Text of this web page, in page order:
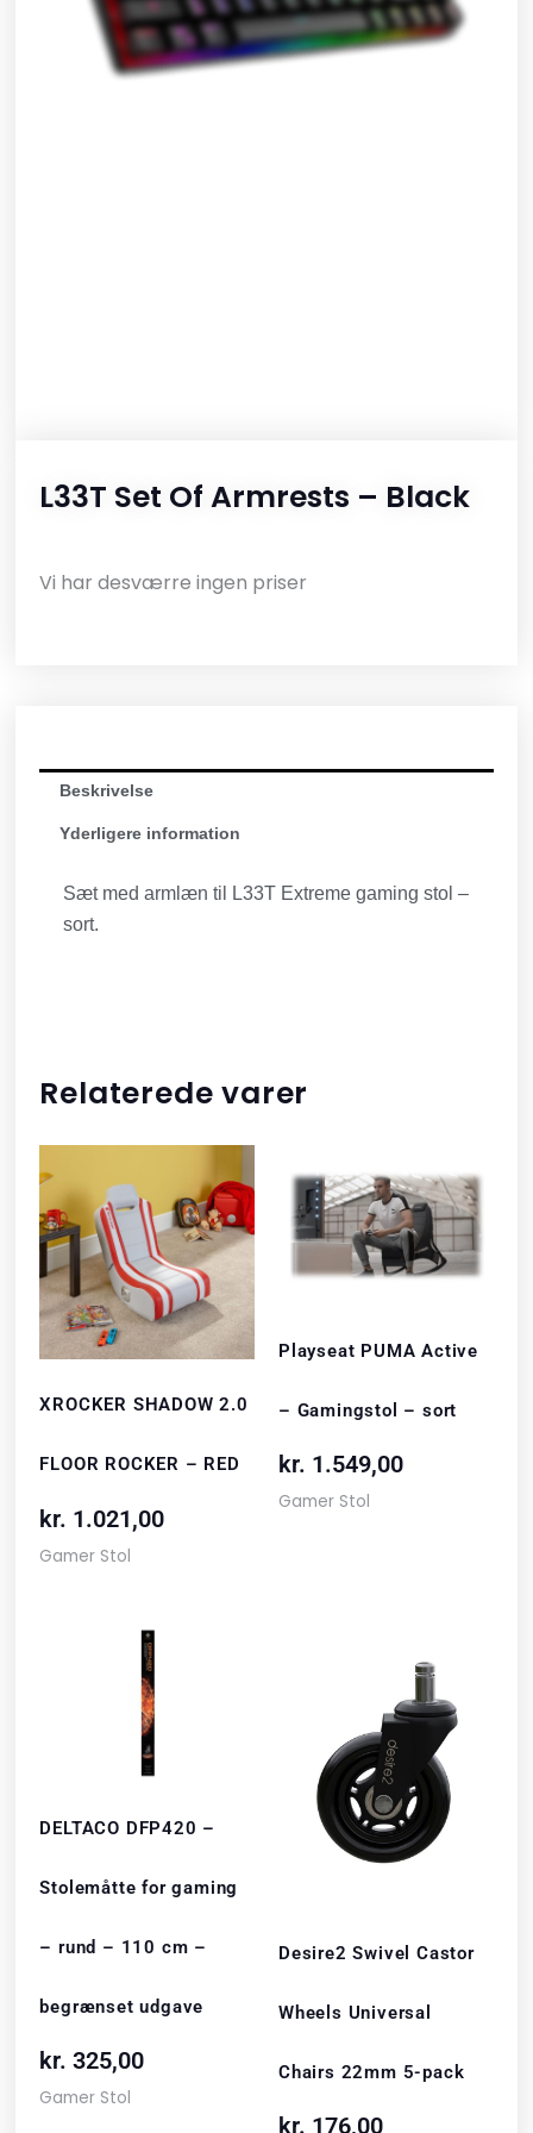
L33T Set Of Armrests – Black
Vi har desværre ingen priser
Beskrivelse
Yderligere information
Sæt med armlæn til L33T Extreme gaming stol –
sort.
Relaterede varer
XROCKER SHADOW 2.0
FLOOR ROCKER – RED
kr. 1.021,00
Gamer Stol
Playseat PUMA Active
– Gamingstol – sort
kr. 1.549,00
Gamer Stol
DELTACO DFP420 –
Stolemåtte for gaming
– rund – 110 cm –
begrænset udgave
kr. 325,00
Gamer Stol
Desire2 Swivel Castor
Wheels Universal
Chairs 22mm 5-pack
kr. 176,00